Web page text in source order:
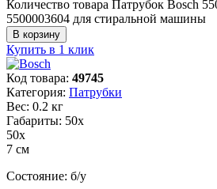
Количество товара Патрубок Bosch
5500003604 для стиральной машины
В корзину
Купить в 1 клик
Код товара: 49745
Категория: Патрубки
Вес: 0.2 кг
Габариты: 50х
50х
7 см
Состояние: б/у